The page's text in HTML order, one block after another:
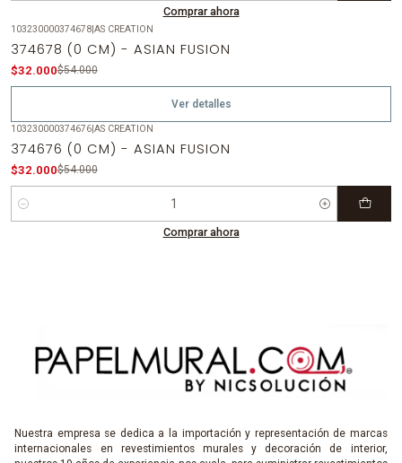
Comprar ahora
-41%
OFF
Agotado
103230000374678|AS CREATION
374678 (0 CM) - ASIAN FUSION
$32.000$54.000
Ver detalles
-41% OFF
103230000374676|AS CREATION
374676 (0 CM) - ASIAN FUSION
$32.000$54.000
Cantidad
Comprar ahora
Nuestra empresa se dedica a la importación y representación de marcas
internacionales en revestimientos murales y decoración de interior,